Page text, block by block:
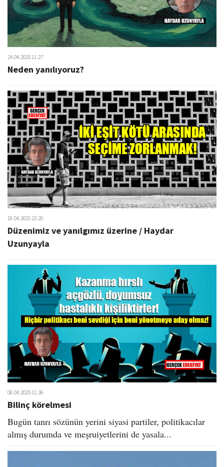
24.04.2025 11:27
Neden yanılıyoruz?
18.04.2025 22:20
Düzenimiz ve yanılgımız üzerine / Haydar
Uzunyayla
08.04.2025 11:36
Bilinç körelmesi
Bugün tanrı sözünün yerini siyasi partiler, politikacılar
almış durumda ve meşruiyetlerini de yasala...